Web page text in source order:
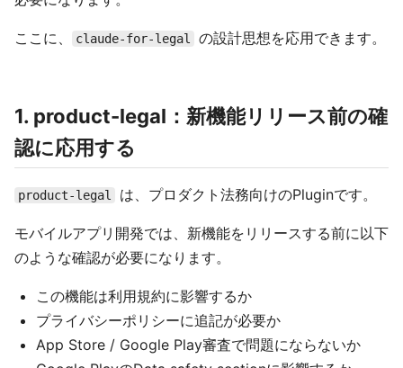
ここに、 claude-for-legal の設計思想を応用できます。
1. product-legal：新機能リリース前の確
認に応用する
product-legal は、プロダクト法務向けのPluginです。
モバイルアプリ開発では、新機能をリリースする前に以下
のような確認が必要になります。
この機能は利用規約に影響するか
プライバシーポリシーに追記が必要か
App Store / Google Play審査で問題にならないか